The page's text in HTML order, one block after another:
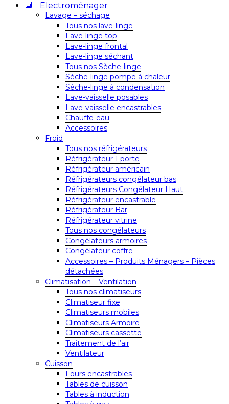
Electroménager
Lavage – séchage
Tous nos lave-linge
Lave-linge top
Lave-linge frontal
Lave-linge séchant
Tous nos Sèche-linge
Sèche-linge pompe à chaleur
Sèche-linge à condensation
Lave-vaisselle posables
Lave-vaisselle encastrables
Chauffe-eau
Accessoires
Froid
Tous nos réfrigérateurs
Réfrigérateur 1 porte
Réfrigérateur américain
Réfrigérateurs congélateur bas
Réfrigérateurs Congélateur Haut
Réfrigérateur encastrable
Réfrigérateur Bar
Réfrigérateur vitrine
Tous nos congélateurs
Congélateurs armoires
Congélateur coffre
Accessoires – Produits Ménagers – Pièces
détachées
Climatisation – Ventilation
Tous nos climatiseurs
Climatiseur fixe
Climatiseurs mobiles
Climatiseurs Armoire
Climatiseurs cassette
Traitement de l’air
Ventilateur
Cuisson
Fours encastrables
Tables de cuisson
Tables à induction